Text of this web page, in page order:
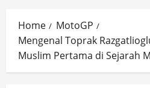
Home
MotoGP
Mengenal Toprak
Muslim Pertama di Sejarah